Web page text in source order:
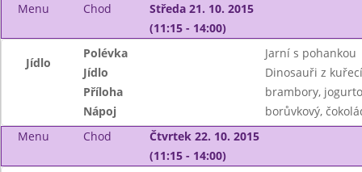
Menu Chod
Středa 21. 10. 2015
(11:15 - 14:00)
Jídlo
Polévka
Jarní s pohankou
Jídlo
Dinosauři z
Příloha
brambory,
Nápoj
borůvkový,
Menu
Chod
Čtvrtek 22. 10. 2015
(11:15 - 14:00)